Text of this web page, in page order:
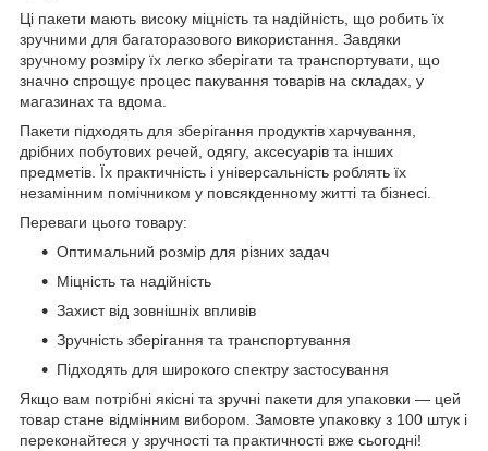
Ці пакети мають високу міцність та надійність, що робить їх
зручними для багаторазового використання. Завдяки
зручному розміру їх легко зберігати та транспортувати, що
значно спрощує процес пакування товарів на складах, у
магазинах та вдома.
Пакети підходять для зберігання продуктів харчування,
дрібних побутових речей, одягу, аксесуарів та інших
предметів. Їх практичність і універсальність роблять їх
незамінним помічником у повсякденному житті та бізнесі.
Переваги цього товару:
Оптимальний розмір для різних задач
Міцність та надійність
Захист від зовнішніх впливів
Зручність зберігання та транспортування
Підходять для широкого спектру застосування
Якщо вам потрібні якісні та зручні пакети для упаковки — цей
товар стане відмінним вибором. Замовте упаковку з 100 штук і
переконайтеся у зручності та практичності вже сьогодні!